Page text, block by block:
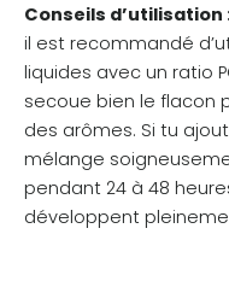
Conseils d’utilisation
il est recommandé
liquides avec un ratio
secoue bien le flacon
des arômes. Si tu
mélange
pendant 24 à 48
développent